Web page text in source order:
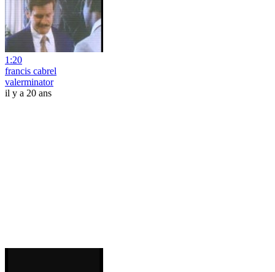
1:20
francis cabrel
valerminator
il y a 20 ans